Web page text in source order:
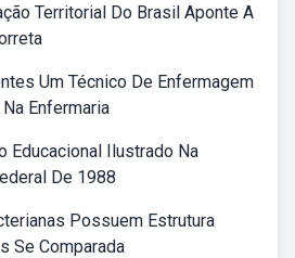
Territorial Do Brasil Aponte A
Um Técnico De Enfermagem
Enfermaria
Educacional Ilustrado Na
De 1988
Possuem Estrutura
Se Comparada